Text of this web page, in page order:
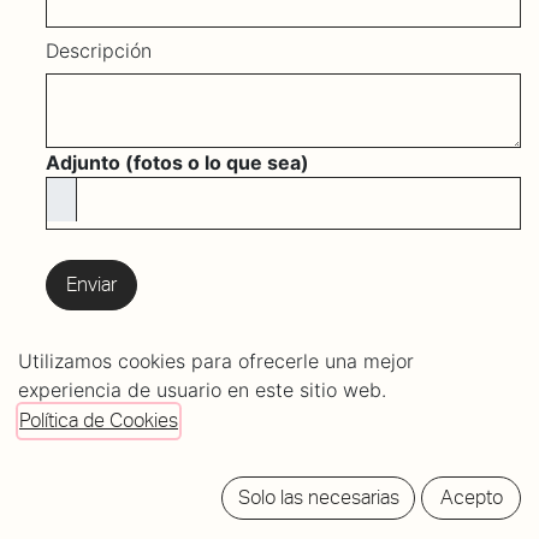
Descripción
Adjunto (fotos o lo que sea)
Enviar
C/ Mundaiz 8, bajo
Utilizamos cookies para ofrecerle una mejor
experiencia de usuario en este sitio web.
Política de Cookies
Solo las necesarias Acepto